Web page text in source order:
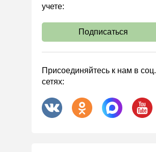
Налоговое планирование
Финансовый контроль
Договоры
ООО
АО
Госзакупки
учете:
Подписаться
Присоединяйтесь к нам в соц.
сетях: